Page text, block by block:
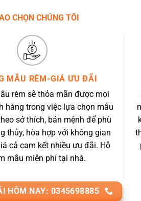
CHỌN CHÚNG TÔI
MẪU RÈM-GIÁ ƯU ĐÃI
rèm sẽ thỏa mãn được mọi
hàng trong việc lựa chọn mẫu
sở thích, bản mệnh để phù
thủy, hòa hợp với không gian
cả cam kết nhiều ưu đãi. Hỗ
mẫu miễn phí tại nhà.
HÔM NAY: 0345698885